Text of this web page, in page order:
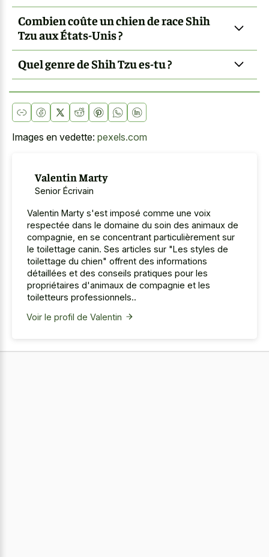
Combien coûte un chien de race Shih
Tzu aux États-Unis ?
Quel genre de Shih Tzu es-tu ?
Images en vedette: pexels.com
Valentin Marty
Senior Écrivain
Valentin Marty s'est imposé comme une voix
respectée dans le domaine du soin des animaux de
compagnie, en se concentrant particulièrement sur
le toilettage canin. Ses articles sur "Les styles de
toilettage du chien" offrent des informations
détaillées et des conseils pratiques pour les
propriétaires d'animaux de compagnie et les
toiletteurs professionnels..
Voir le profil de Valentin